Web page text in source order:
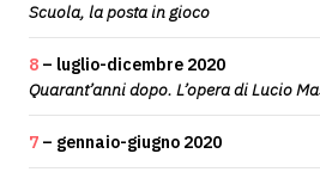
Scuola, la posta in gioco
8 – luglio-dicembre 2020
Quarant’anni dopo. L’opera di Lucio
7 – gennaio-giugno 2020